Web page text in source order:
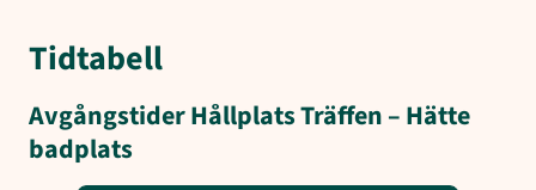
Tidtabell
Avgångstider Hållplats Träffen – Hätte
badplats